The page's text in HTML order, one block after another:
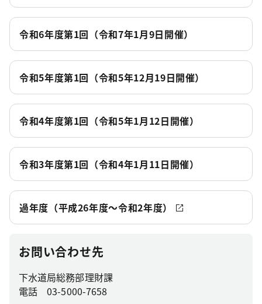
令和6年度第1回（令和7年1月9日開催）
令和5年度第1回（令和5年12月19日開催）
令和4年度第1回（令和5年1月12日開催）
令和3年度第1回（令和4年1月11日開催）
過年度（平成26年度～令和2年度）
お問い合わせ先
下水道局総務部理財課
電話 03-5000-7658